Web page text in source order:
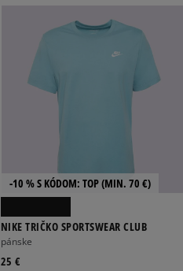
-10 % S KÓDOM: TOP (MIN. 70 €)
NIKE TRIČKO SPORTSWEAR CLUB
pánske
25 €